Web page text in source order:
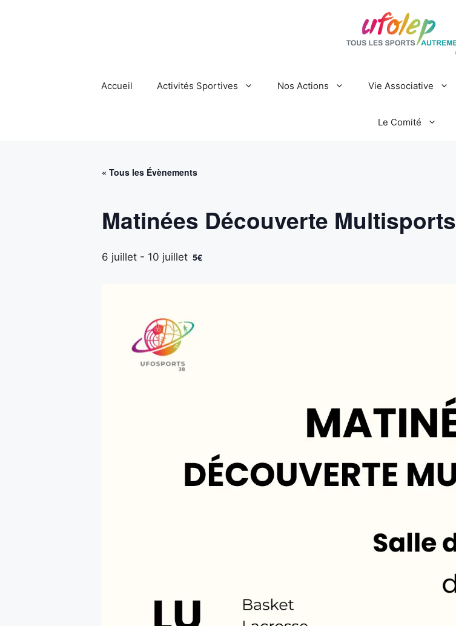
Accueil Activités Sportives Nos Actions Vie Associative
Le Comité
« Tous les Évènements
Matinées Découverte Multisports
6 juillet - 10 juillet 5€